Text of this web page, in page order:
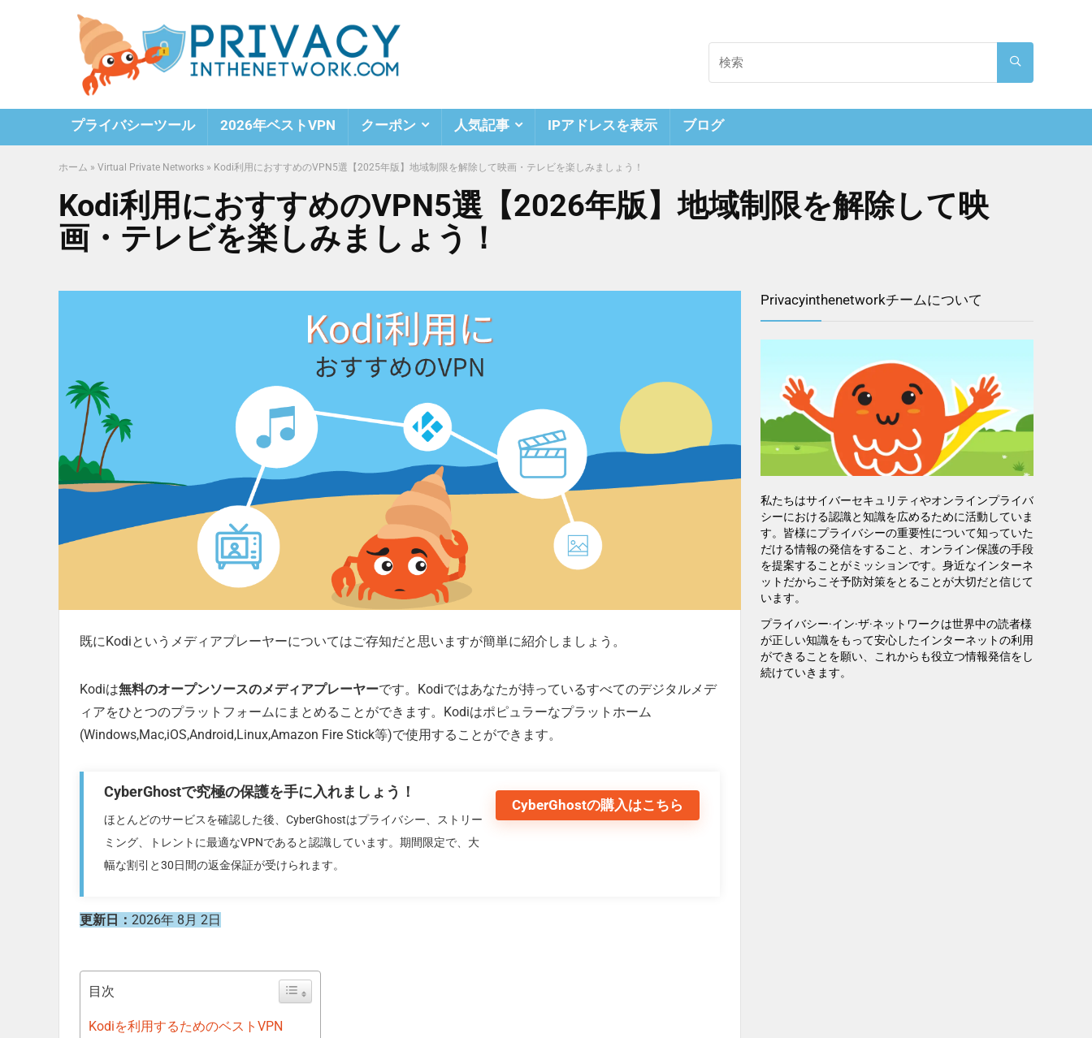
プライバシーツール 2026年ベストVPN クーポン 人気記事 IPアドレスを表示 ブログ
ホーム » Virtual Private Networks » Kodi利用におすすめのVPN5選【2025年版】地域制限を解除して映画・テレビを楽しみましょう！
Kodi利用におすすめのVPN5選【2026年版】地域制限を解除して映
画・テレビを楽しみましょう！
既にKodiというメディアプレーヤーについてはご存知だと思いますが簡単に紹介しましょう。
Kodiは無料のオープンソースのメディアプレーヤーです。Kodiではあなたが持っているすべてのデジタルメデ
ィアをひとつのプラットフォームにまとめることができます。Kodiはポピュラーなプラットホーム
(Windows,Mac,iOS,Android,Linux,Amazon Fire Stick等)で使用することができます。
CyberGhostの購入はこちら
CyberGhostで究極の保護を手に入れましょう！
ほとんどのサービスを確認した後、CyberGhostはプライバシー、ストリー
ミング、トレントに最適なVPNであると認識しています。期間限定で、大
幅な割引と30日間の返金保証が受けられます。
更新日： 2026年 8月 2日
目次
Kodiを利用するためのベストVPN
Privacyinthenetworkチームについて
私たちはサイバーセキュリティやオンラインプライバ
シーにおける認識と知識を広めるために活動していま
す。皆様にプライバシーの重要性について知っていた
だける情報の発信をすること、オンライン保護の手段
を提案することがミッションです。身近なインターネ
ットだからこそ予防対策をとることが大切だと信じて
います。
プライバシー·イン·ザ·ネットワークは世界中の読者様
が正しい知識をもって安心したインターネットの利用
ができることを願い、これからも役立つ情報発信をし
続けていきます。